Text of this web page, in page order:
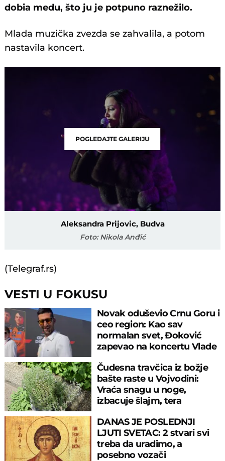
dobia medu, što ju je potpuno raznežilo.
Mlada muzička zvezda se zahvalila, a potom
nastavila koncert.
POGLEDAJTE GALERIJU
Aleksandra Prijovic, Budva
Foto: Nikola Anđić
(Telegraf.rs)
VESTI U FOKUSU
Novak oduševio Crnu Goru i
ceo region: Kao sav
normalan svet, Đoković
zapevao na koncertu Vlade
Čudesna travčica iz božje
bašte raste u Vojvodini:
Vraća snagu u noge,
izbacuje šlajm, tera
DANAS JE POSLEDNJI
LJUTI SVETAC: 2 stvari svi
treba da uradimo, a
posebno vozači